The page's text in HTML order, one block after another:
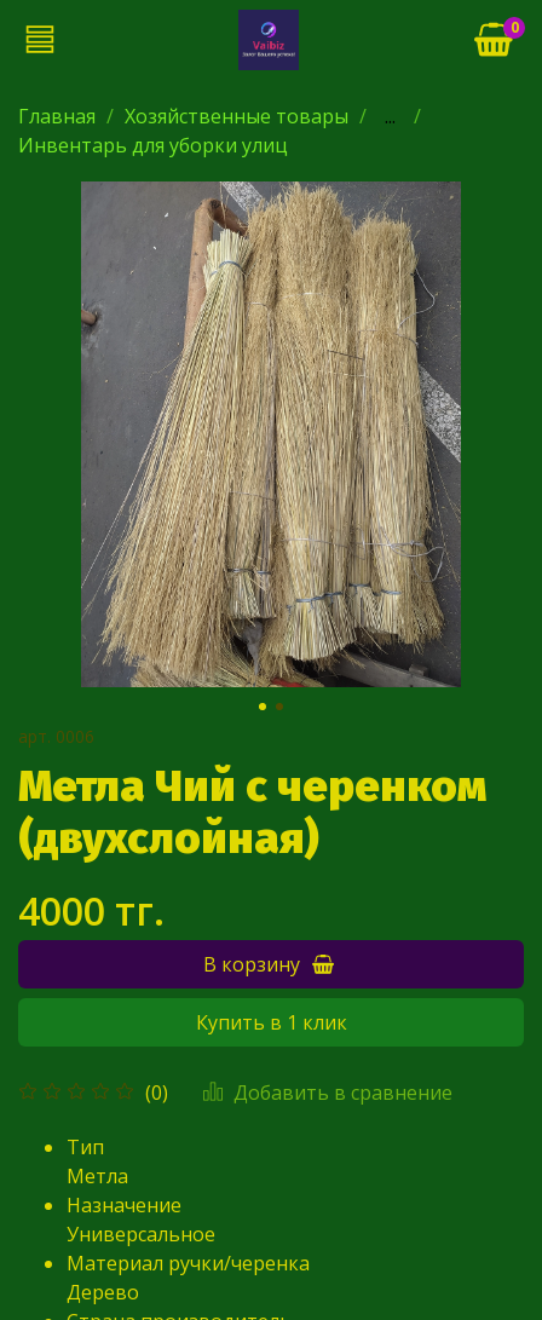
0
Главная Хозяйственные товары
...
Инвентарь для уборки улиц
арт. 0006
Метла Чий с черенком
(двухслойная)
(0) Добавить в сравнение
4000 тг.
В корзину
Купить в 1 клик
Тип
Метла
Назначение
Универсальное
Материал ручки/черенка
Дерево